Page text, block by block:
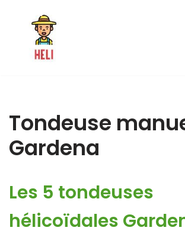
contenu
Tondeuse
Gardena
Les 5 tondeuses
hélicoïdales